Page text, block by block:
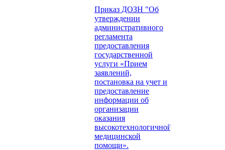
Приказ ДОЗН "Об
утверждении
административного
регламента
предоставления
государственной
услуги «Прием
заявлений,
постановка на учет и
предоставление
информации об
организации
оказания
высокотехнологичной
медицинской
помощи».